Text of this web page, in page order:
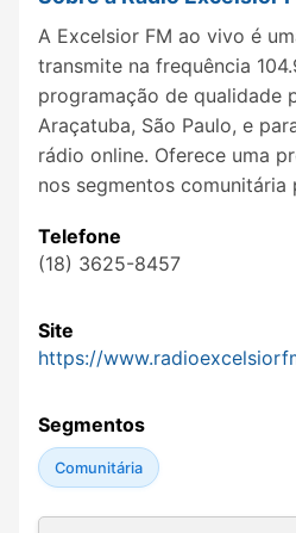
A Excelsior FM ao vivo é
transmite na frequência
programação de qualidade
Araçatuba, São Paulo, e
rádio online. Oferece uma
nos segmentos comunitária
Telefone
(18) 3625-8457
Site
https://
Segmentos
Comunitária